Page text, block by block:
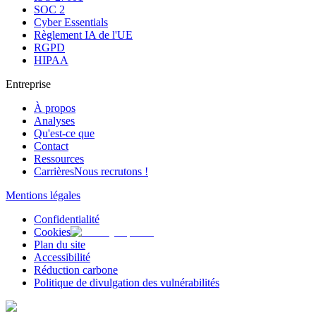
SOC 2
Cyber Essentials
Règlement IA de l'UE
RGPD
HIPAA
Entreprise
À propos
Analyses
Qu'est-ce que
Contact
Ressources
CarrièresNous recrutons !
Mentions légales
Confidentialité
Cookies
Plan du site
Accessibilité
Réduction carbone
Politique de divulgation des vulnérabilités